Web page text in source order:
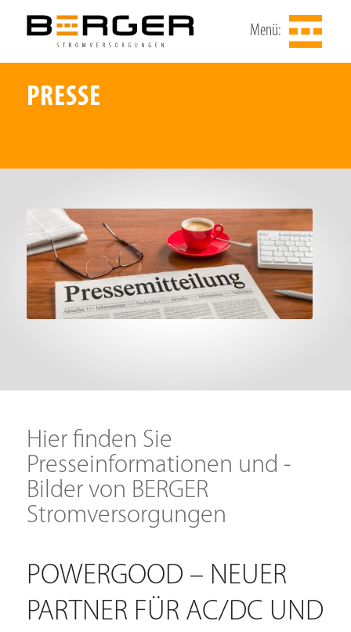
Menü:
PRESSE
Hier finden Sie
Presseinformationen und -
Bilder von BERGER
Stromversorgungen
POWERGOOD – NEUER
PARTNER FÜR AC/DC UND